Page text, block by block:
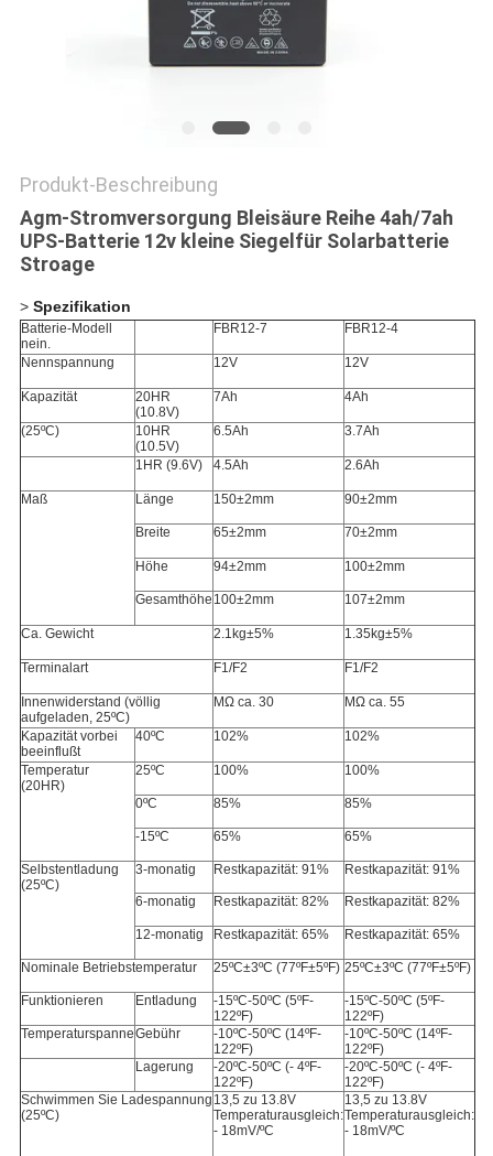
Produkt-Beschreibung
Agm-Stromversorgung Bleisäure Reihe 4ah/7ah
UPS-Batterie 12v kleine Siegelfür Solarbatterie
Stroage
> Spezifikation
Batterie-Modell
nein.
FBR12-7 FBR12-4
Nennspannung 12V 12V
Kapazität
20HR
(10.8V)
7Ah 4Ah
(25ºC)
10HR
(10.5V)
6.5Ah 3.7Ah
1HR (9.6V) 4.5Ah 2.6Ah
Maß Länge 150±2mm 90±2mm
Breite 65±2mm 70±2mm
Höhe 94±2mm 100±2mm
Gesamthöhe 100±2mm 107±2mm
Ca. Gewicht 2.1kg±5% 1.35kg±5%
Terminalart F1/F2 F1/F2
Innenwiderstand (völlig
aufgeladen, 25ºC)
MΩca. 30 MΩ ca. 55
Kapazität vorbei
beeinflußt
40ºC 102% 102%
Temperatur
(20HR)
25ºC 100% 100%
0ºC 85% 85%
-15ºC 65% 65%
Selbstentladung
(25ºC)
3-monatig Restkapazität: 91% Restkapazität: 91%
6-monatig Restkapazität: 82% Restkapazität: 82%
12-monatig Restkapazität: 65% Restkapazität: 65%
Nominale Betriebstemperatur 25ºC±3ºC (77ºF±5ºF) 25ºC±3ºC (77ºF±5ºF)
Funktionieren Entladung
-15ºC-50ºC (5ºF-
122ºF)
-15ºC-50ºC (5ºF-
122ºF)
TemperaturspanneGebühr
-10ºC-50ºC (14ºF-
122ºF)
-10ºC-50ºC (14ºF-
122ºF)
Lagerung
-20ºC-50ºC (- 4ºF-
122ºF)
-20ºC-50ºC (- 4ºF-
122ºF)
Schwimmen Sie Ladespannung
(25ºC)
13,5 zu 13.8V
Temperaturausgleich:
- 18mV/ºC
13,5 zu 13.8V
Temperaturausgleich:
- 18mV/ºC